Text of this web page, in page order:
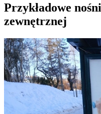
Przykładowe
zewnętrznej